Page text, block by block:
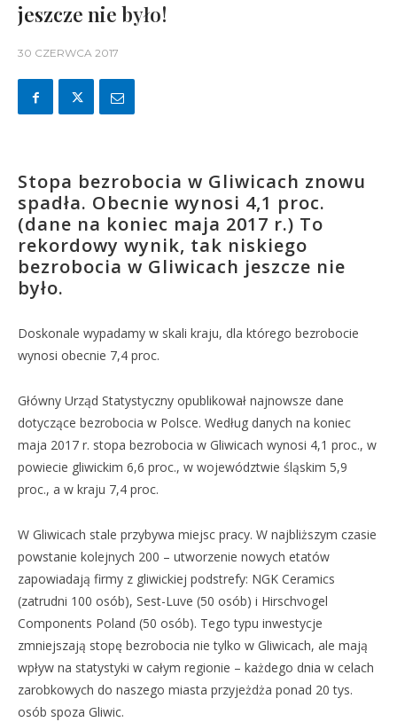
jeszcze nie było!
30 CZERWCA 2017
Stopa bezrobocia w Gliwicach znowu
spadła. Obecnie wynosi 4,1 proc.
(dane na koniec maja 2017 r.) To
rekordowy wynik, tak niskiego
bezrobocia w Gliwicach jeszcze nie
było.
Doskonale wypadamy w skali kraju, dla którego bezrobocie
wynosi obecnie 7,4 proc.
Główny Urząd Statystyczny opublikował najnowsze dane
dotyczące bezrobocia w Polsce. Według danych na koniec
maja 2017 r. stopa bezrobocia w Gliwicach wynosi 4,1 proc., w
powiecie gliwickim 6,6 proc., w województwie śląskim 5,9
proc., a w kraju 7,4 proc.
W Gliwicach stale przybywa miejsc pracy. W najbliższym czasie
powstanie kolejnych 200 – utworzenie nowych etatów
zapowiadają firmy z gliwickiej podstrefy: NGK Ceramics
(zatrudni 100 osób), Sest-Luve (50 osób) i Hirschvogel
Components Poland (50 osób). Tego typu inwestycje
zmniejszają stopę bezrobocia nie tylko w Gliwicach, ale mają
wpływ na statystyki w całym regionie – każdego dnia w celach
zarobkowych do naszego miasta przyjeżdża ponad 20 tys.
osób spoza Gliwic.